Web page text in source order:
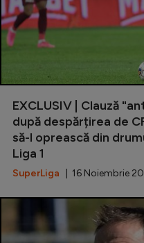
EXCLUSIV | Clauză
după despărțirea de
să-l oprească din
Liga 1
SuperLiga | 16 Noiembrie